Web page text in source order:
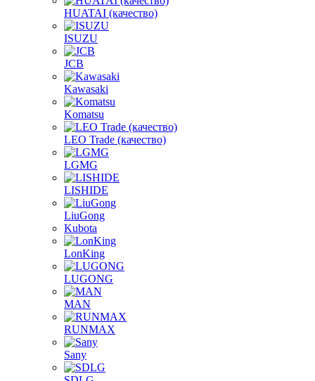
HUATAI (качество)
ISUZU
JCB
Kawasaki
Komatsu
LEO Trade (качество)
LGMG
LISHIDE
LiuGong
Kubota
LonKing
LUGONG
MAN
RUNMAX
Sany